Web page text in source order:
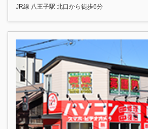
JR線 八王子駅 北口から徒歩6分